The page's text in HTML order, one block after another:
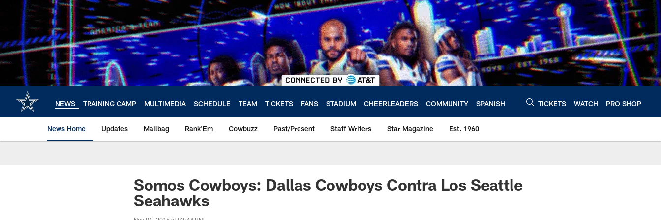
content
NEWS TRAINING CAMP MULTIMEDIA SCHEDULE TEAM TICKETS FANS STADIUM CHEERLEADERS COMMUNITY SPANISH TICKETS WATCH PRO SHOP
News Home Updates Mailbag Rank'Em Cowbuzz Past/Present Staff Writers Star Magazine Est. 1960
Somos Cowboys: Dallas Cowboys Contra Los Seattle
Seahawks